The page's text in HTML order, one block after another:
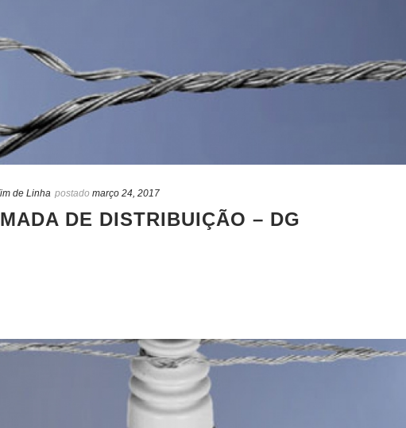
de Linha postado março 24, 2017
DE DISTRIBUIÇÃO – DG